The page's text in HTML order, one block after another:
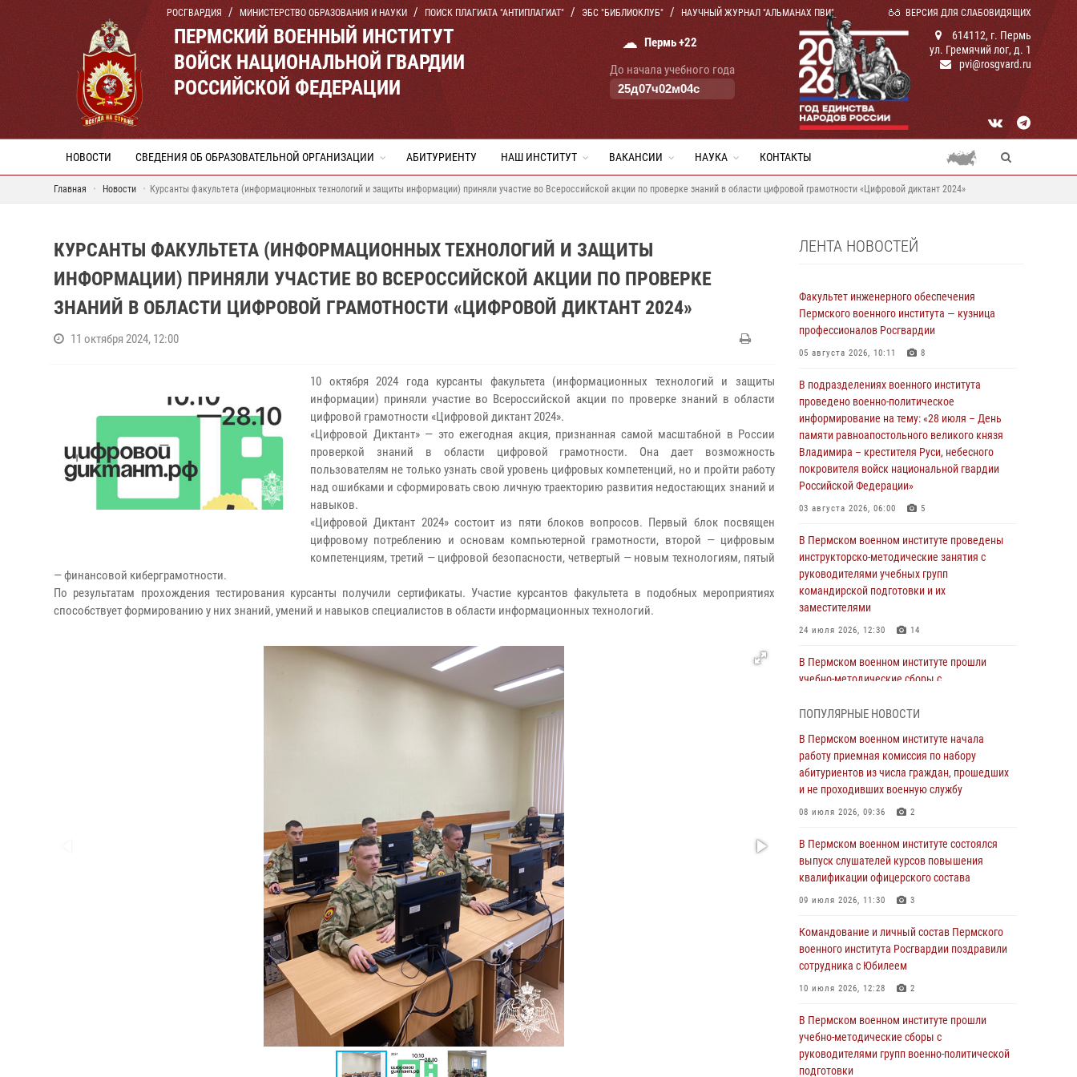
РОСГВАРДИЯ МИНИСТЕРСТВО ОБРАЗОВАНИЯ И НАУКИ ПОИСК ПЛАГИАТА "АНТИПЛАГИАТ" ЭБС "БИБЛИОКЛУБ" НАУЧНЫЙ ЖУРНАЛ "АЛЬМАНАХ ПВИ" ВЕРСИЯ ДЛЯ СЛАБОВИДЯЩИХ
ПЕРМСКИЙ ВОЕННЫЙ ИНСТИТУТ
ВОЙСК НАЦИОНАЛЬНОЙ ГВАРДИИ
РОССИЙСКОЙ ФЕДЕРАЦИИ
☁ Пермь +22
До начала учебного года
25д07ч02м03с
614112, г. Пермь
ул. Гремячий лог, д. 1
pvi@rosgvard.ru
НОВОСТИ СВЕДЕНИЯ ОБ ОБРАЗОВАТЕЛЬНОЙ ОРГАНИЗАЦИИ АБИТУРИЕНТУ НАШ ИНСТИТУТ ВАКАНСИИ НАУКА КОНТАКТЫ
Главная Новости Курсанты факультета (информационных технологий и защиты информации) приняли участие во Всероссийской акции по проверке знаний в области цифровой грамотности «Цифровой диктант 2024»
КУРСАНТЫ ФАКУЛЬТЕТА (ИНФОРМАЦИОННЫХ ТЕХНОЛОГИЙ И ЗАЩИТЫ
ИНФОРМАЦИИ) ПРИНЯЛИ УЧАСТИЕ ВО ВСЕРОССИЙСКОЙ АКЦИИ ПО ПРОВЕРКЕ
ЗНАНИЙ В ОБЛАСТИ ЦИФРОВОЙ ГРАМОТНОСТИ «ЦИФРОВОЙ ДИКТАНТ 2024»
11 октября 2024, 12:00
10 октября 2024 года курсанты факультета (информационных технологий и защиты
информации) приняли участие во Всероссийской акции по проверке знаний в области
цифровой грамотности «Цифровой диктант 2024».
«Цифровой Диктант» — это ежегодная акция, признанная самой масштабной в России
проверкой знаний в области цифровой грамотности. Она дает возможность
пользователям не только узнать свой уровень цифровых компетенций, но и пройти работу
над ошибками и сформировать свою личную траекторию развития недостающих знаний и
навыков.
«Цифровой Диктант 2024» состоит из пяти блоков вопросов. Первый блок посвящен
цифровому потреблению и основам компьютерной грамотности, второй — цифровым
компетенциям, третий — цифровой безопасности, четвертый — новым технологиям, пятый
— финансовой киберграмотности.
По результатам прохождения тестирования курсанты получили сертификаты. Участие курсантов факультета в подобных мероприятиях
способствует формированию у них знаний, умений и навыков специалистов в области информационных технологий.
ЛЕНТА НОВОСТЕЙ
Факультет инженерного обеспечения
Пермского военного института — кузница
профессионалов Росгвардии
05 августа 2026, 10:11 8
В подразделениях военного института
проведено военно-политическое
информирование на тему: «28 июля – День
памяти равноапостольного великого князя
Владимира – крестителя Руси, небесного
покровителя войск национальной гвардии
Российской Федерации»
03 августа 2026, 06:00 5
В Пермском военном институте проведены
инструкторско-методические занятия с
руководителями учебных групп
командирской подготовки и их
заместителями
24 июля 2026, 12:30 14
В Пермском военном институте прошли
учебно-методические сборы с
подготовки
23 июля 2026, 12:00 12
В Пермском военном институте на кафедре
тактики служебно-боевого применения войск
Федерации проводится выставка,
10 июля 2026, 14:30 8
военного института Росгвардии поздравили
10 июля 2026, 12:28 2
выпуск слушателей курсов повышения
09 июля 2026, 11:30 3
ПОПУЛЯРНЫЕ НОВОСТИ
В Пермском военном институте начала
работу приемная комиссия по набору
абитуриентов из числа граждан, прошедших
и не проходивших военную службу
08 июля 2026, 09:36 2
В Пермском военном институте состоялся
выпуск слушателей курсов повышения
квалификации офицерского состава
09 июля 2026, 11:30 3
Командование и личный состав Пермского
военного института Росгвардии поздравили
сотрудника с Юбилеем
10 июля 2026, 12:28 2
В Пермском военном институте прошли
учебно-методические сборы с
руководителями групп военно-политической
подготовки